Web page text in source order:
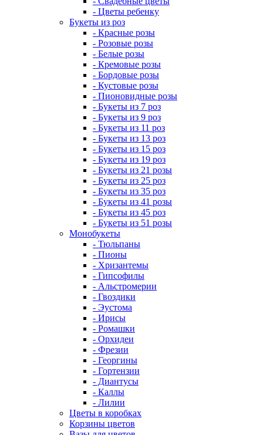
- Цветы ребенку
Букеты из роз
- Красные розы
- Розовые розы
- Белые розы
- Кремовые розы
- Бордовые розы
- Кустовые розы
- Пионовидные розы
- Букеты из 7 роз
- Букеты из 9 роз
- Букеты из 11 роз
- Букеты из 13 роз
- Букеты из 15 роз
- Букеты из 19 роз
- Букеты из 21 розы
- Букеты из 25 роз
- Букеты из 35 роз
- Букеты из 41 розы
- Букеты из 45 роз
- Букеты из 51 розы
Монобукеты
- Тюльпаны
- Пионы
- Хризантемы
- Гипсофилы
- Альстромерии
- Гвоздики
- Эустома
- Ирисы
- Ромашки
- Орхидеи
- Фрезии
- Георгины
- Гортензии
- Диантусы
- Каллы
- Лилии
Цветы в коробках
Корзины цветов